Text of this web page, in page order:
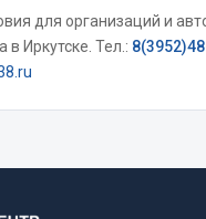
для организаций и
в Иркутске. Тел.: